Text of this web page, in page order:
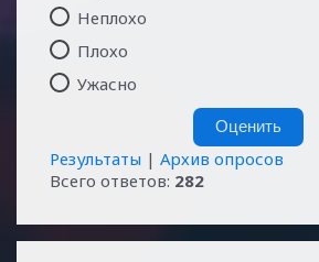
Неплохо
Плохо
Ужасно
Результаты | Архив опросов
Всего ответов: 282